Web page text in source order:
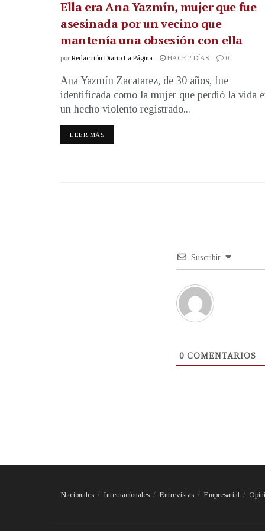
Ella era Ana Yazmín, mujer que fue
asesinada por un vecino que
mantenía una obsesión con ella
por Redacción Diario La Página HACE 2 DÍAS 0
Ana Yazmín Zacatarez, de 30 años, fue
identificada como la mujer que perdió la vida
un hecho violento registrado...
LEER MÁS
Suscribir
0 COMENTARIOS
Nacionales Internacionales Entrevistas Empresarial